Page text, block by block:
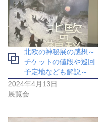
北欧の神秘展の感想～
チケットの値段や巡回
予定地なども解説～
2024年4月13日
展覧会